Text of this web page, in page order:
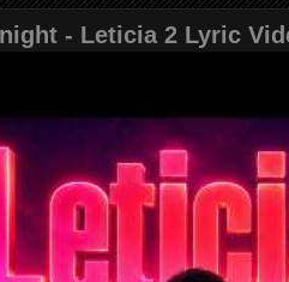
- Leticia 2 Lyric